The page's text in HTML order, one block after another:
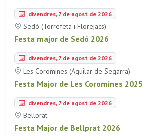
divendres, 7 de agost de 2026
Sedó (Torrefeta i Florejacs)
Festa major de Sedó 2026
divendres, 7 de agost de 2026
Les Coromines (Aguilar de Segarra)
Festa Major de Les Coromines 2025
divendres, 7 de agost de 2026
Bellprat
Festa Major de Bellprat 2026